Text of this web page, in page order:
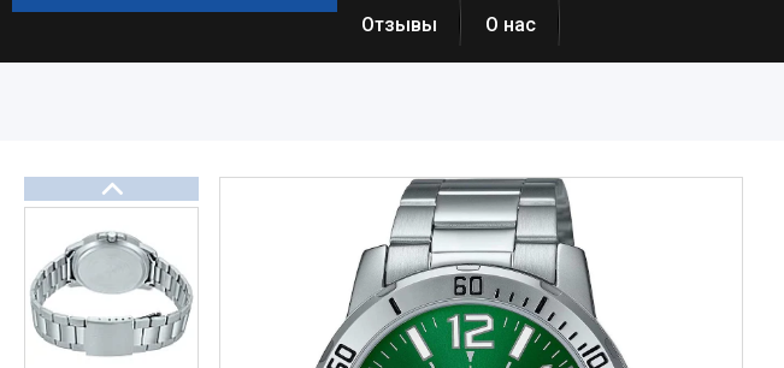
Часы Casio Pro Trek
Atlantic (Швейцария,est 1888)
Casio-Женские часы
Часы Casio Retro
Часы ORIENT
Часы Восток (Чистопольский
Отзывы О нас